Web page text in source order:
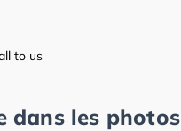
to us
dans les photos